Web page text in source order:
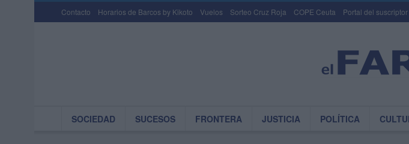
Contacto Horarios de Barcos by Kikoto Vuelos Sorteo Cruz Roja COPE Ceuta Portal del suscriptor
SOCIEDAD SUCESOS FRONTERA JUSTICIA POLÍTICA